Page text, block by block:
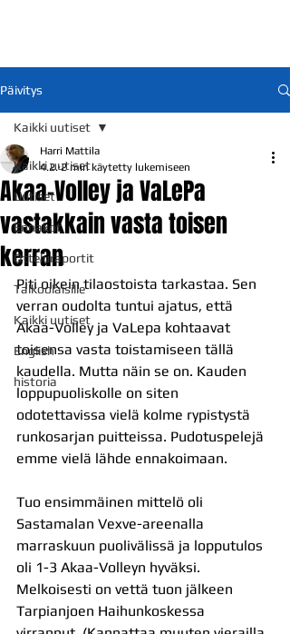
Päivitys
Kaikki uutiset
Uutiset
Ennakot
Otteluraportit
Talkoolaisille
Kaikki uutiset
English
historia
Kaikki uutiset
Akaa-Volley ja VaLePa
vastakkain vasta toisen
kerran
Harri Mattila
4.2. 2 min käytetty lukemiseen
Piti oikein tilaostoista tarkastaa. Sen
verran oudolta tuntui ajatus, että
Akaa-Volley ja VaLepa kohtaavat
toisensa vasta toistamiseen tällä
kaudella. Mutta näin se on. Kauden
loppupuoliskolle on siten
odotettavissa vielä kolme rypistystä
runkosarjan puitteissa. Pudotuspelejä
emme vielä lähde ennakoimaan.
Tuo ensimmäinen mittelö oli
Sastamalan Vexve-areenalla
marraskuun puolivälissä ja lopputulos
oli 1-3 Akaa-Volleyn hyväksi.
Melkoisesti on vettä tuon jälkeen
Tarpianjoen Haihunkoskessa